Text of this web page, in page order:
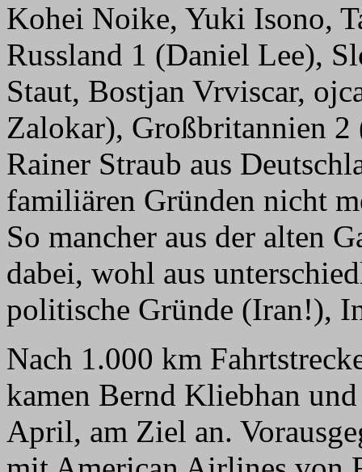
Kohei Noike, Yuki Isono,
Russland 1 (Daniel Lee),
Staut, Bostjan Vrviscar,
Zalokar), Großbritannien
Rainer Straub aus
familiären Gründen nicht
So mancher aus der alten
dabei, wohl aus
politische Gründe (Iran!),
Nach 1.000 km
kamen Bernd Kliebhan
April, am Ziel an.